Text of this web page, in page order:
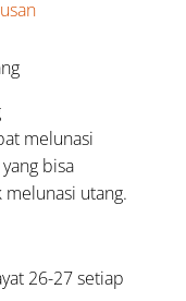
melunasi
bisa
utang.
26-27 setiap